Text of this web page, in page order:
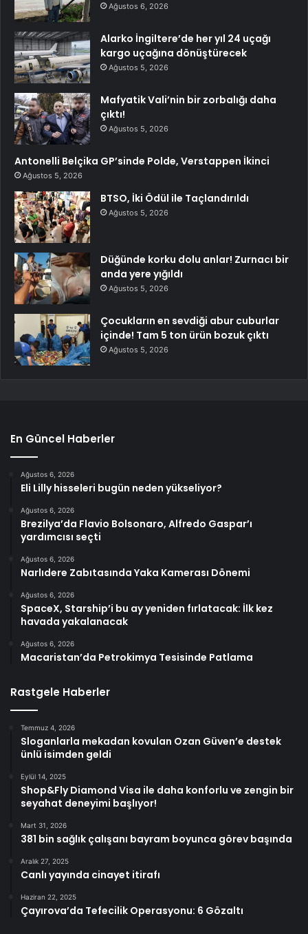
Ağustos 6, 2026
Alarko İngiltere’de her yıl 24 uçağı
kargo uçağına dönüştürecek
Ağustos 5, 2026
Mafyatik Vali’nin bir zorbalığı daha
çıktı!
Ağustos 5, 2026
Antonelli Belçika GP’sinde Polde, Verstappen İkinci
Ağustos 5, 2026
BTSO, İki Ödül ile Taçlandırıldı
Ağustos 5, 2026
Düğünde korku dolu anlar! Zurnacı bir
anda yere yığıldı
Ağustos 5, 2026
Çocukların en sevdiği abur cuburlar
içinde! Tam 5 ton ürün bozuk çıktı
Ağustos 5, 2026
En Güncel Haberler
Ağustos 6, 2026
Eli Lilly hisseleri bugün neden yükseliyor?
Ağustos 6, 2026
Brezilya’da Flavio Bolsonaro, Alfredo Gaspar’ı
yardımcısı seçti
Ağustos 6, 2026
Narlıdere Zabıtasında Yaka Kamerası Dönemi
Ağustos 6, 2026
SpaceX, Starship’i bu ay yeniden fırlatacak: İlk kez
havada yakalanacak
Ağustos 6, 2026
Macaristan’da Petrokimya Tesisinde Patlama
Rastgele Haberler
Temmuz 4, 2026
Sloganlarla mekadan kovulan Ozan Güven’e destek
ünlü isimden geldi
Eylül 14, 2025
Shop&Fly Diamond Visa ile daha konforlu ve zengin bir
seyahat deneyimi başlıyor!
Mart 31, 2026
381 bin sağlık çalışanı bayram boyunca görev başında
Aralık 27, 2025
Canlı yayında cinayet itirafı
Haziran 22, 2025
Çayırova’da Tefecilik Operasyonu: 6 Gözaltı